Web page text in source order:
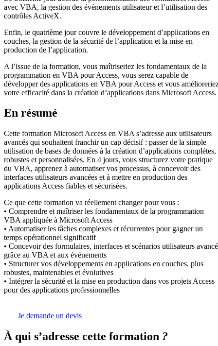
avec VBA, la gestion des événements utilisateur et l’utilisation des
contrôles ActiveX.
Enfin, le quatrième jour couvre le développement d’applications en
couches, la gestion de la sécurité de l’application et la mise en
production de l’application.
A l’issue de la formation, vous maîtriseriez les fondamentaux de la
programmation en VBA pour Access, vous serez capable de
développer des applications en VBA pour Access et vous
votre efficacité dans la création d’applications dans Microsoft Access.
En résumé
Cette formation Microsoft Access en VBA s’adresse aux utilisateurs
avancés qui souhaitent franchir un cap décisif : passer de la simple
utilisation de bases de données à la création d’applications complètes,
robustes et personnalisées. En 4 jours, vous structurez votre pratique
du VBA, apprenez à automatiser vos processus, à concevoir des
interfaces utilisateurs avancées et à mettre en production des
applications Access fiables et sécurisées.
Ce que cette formation va réellement changer pour vous :
• Comprendre et maîtriser les fondamentaux de la programmation
VBA appliquée à Microsoft Access
• Automatiser les tâches complexes et récurrentes pour gagner un
temps opérationnel significatif
• Concevoir des formulaires, interfaces et scénarios utilisateurs
grâce au VBA et aux événements
• Structurer vos développements en applications en couches, plus
robustes, maintenables et évolutives
• Intégrer la sécurité et la mise en production dans vos projets Access
pour des applications professionnelles
Je demande un devis
À qui s’adresse cette formation ?